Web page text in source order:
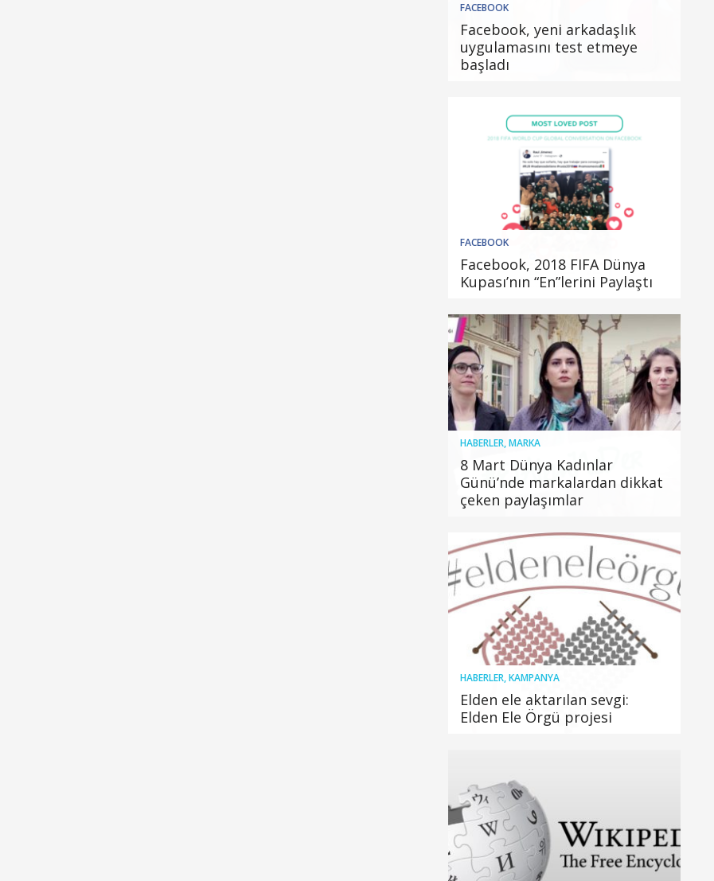
FACEBOOK
Facebook, yeni arkadaşlık
uygulamasını test etmeye
başladı
FACEBOOK
Facebook, 2018 FIFA Dünya
Kupası’nın “En”lerini Paylaştı
HABERLER,MARKA
8 Mart Dünya Kadınlar
Günü’nde markalardan dikkat
çeken paylaşımlar
HABERLER,KAMPANYA
Elden ele aktarılan sevgi:
Elden Ele Örgü projesi